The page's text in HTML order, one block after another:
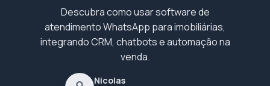
Descubra como usar software de
atendimento WhatsApp para imobiliárias,
integrando CRM, chatbots e automação na
venda.
Nicolas